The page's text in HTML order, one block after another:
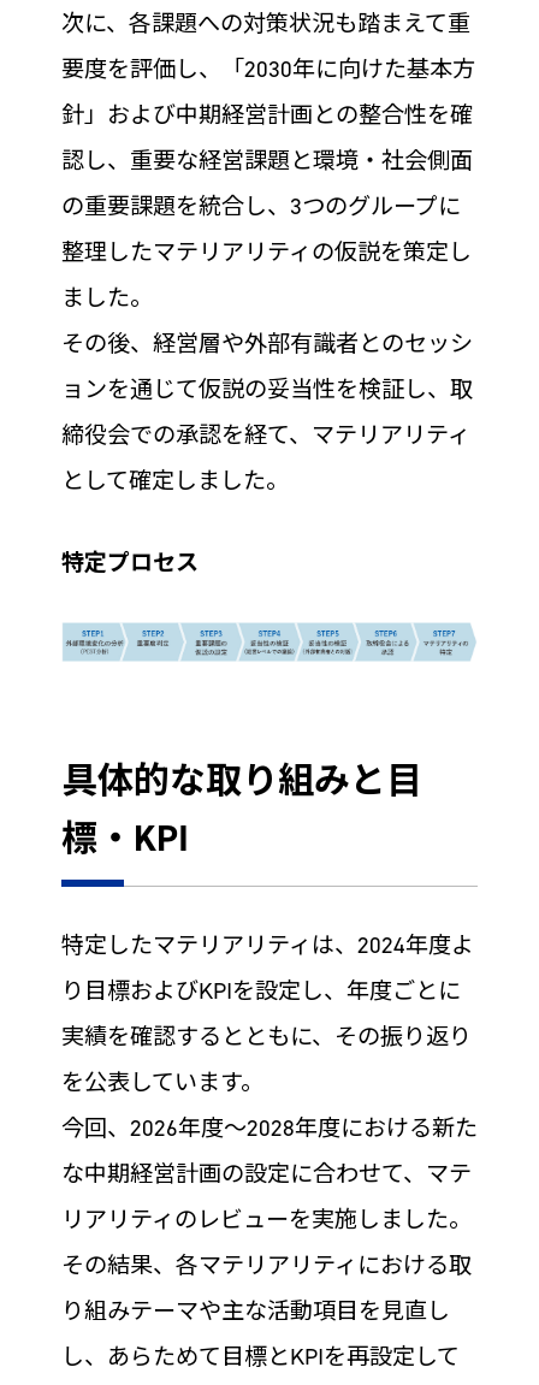
次に、各課題への対策状況も踏まえて重
要度を評価し、「2030年に向けた基本方
針」および中期経営計画との整合性を確
認し、重要な経営課題と環境・社会側面
の重要課題を統合し、3つのグループに
整理したマテリアリティの仮説を策定し
ました。
その後、経営層や外部有識者とのセッシ
ョンを通じて仮説の妥当性を検証し、取
締役会での承認を経て、マテリアリティ
として確定しました。
特定プロセス
具体的な取り組みと目
標・KPI
特定したマテリアリティは、2024年度よ
り目標およびKPIを設定し、年度ごとに
実績を確認するとともに、その振り返り
を公表しています。
今回、2026年度～2028年度における新た
な中期経営計画の設定に合わせて、マテ
リアリティのレビューを実施しました。
その結果、各マテリアリティにおける取
り組みテーマや主な活動項目を見直し
し、あらためて目標とKPIを再設定して